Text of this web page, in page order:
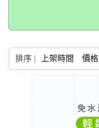
排序 | 上架時間 價格